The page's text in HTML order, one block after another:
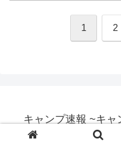
1 2
キャンプ速報 ~キ
© 2017 キャンプ速報 ~